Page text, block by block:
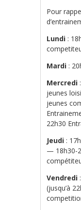
Pour
Lundi :
Mardi :
Mercredi
jeunes
jeunes
22h30
Jeudi :
— 18h30-
Vendredi
(jusqu’à